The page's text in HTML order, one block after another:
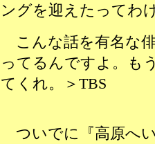
ングを迎えたってわ
こんな話を有名な
ってるんですよ。も
てくれ。＞TBS
ついでに『高原へ